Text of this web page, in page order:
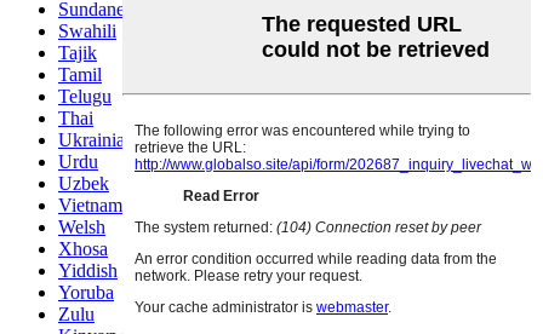
Sundanese
Swahili
Tajik
Tamil
Telugu
Thai
Ukrainian
Urdu
Uzbek
Vietnamese
Welsh
Xhosa
Yiddish
Yoruba
Zulu